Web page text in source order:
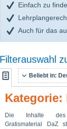
Einfach zu
Auch für das
Filterauswahl
Beliebt in:
Kategorie:
Die Inhalte des
Gratismaterial DaZ
Dieses kostenlose
Beitrag des
Sprache bzw.